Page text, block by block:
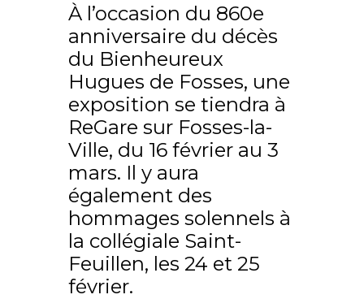
À l’occasion du 860e
anniversaire du décès
du Bienheureux
Hugues de Fosses, une
exposition se tiendra à
ReGare sur Fosses-la-
Ville, du 16 février au 3
mars. Il y aura
également des
hommages solennels à
la collégiale Saint-
Feuillen, les 24 et 25
février.